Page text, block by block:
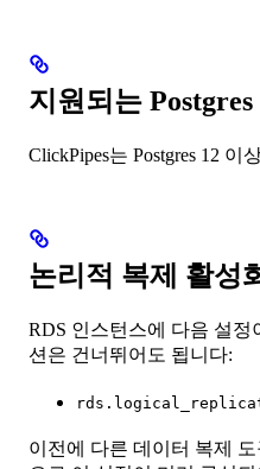
지원되는 Postgres
ClickPipes는 Postgres 12 이
논리적 복제 활성
RDS 인스턴스에 다음 설정
션은 건너뛰어도 됩니다:
이전에 다른 데이터 복제